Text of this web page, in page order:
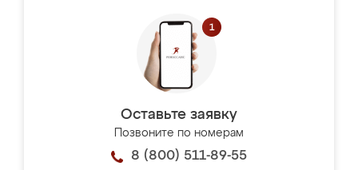
Оставьте заявку
Позвоните по номерам
8 (800) 511-89-55